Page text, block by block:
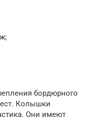
бордюрного
Колышки
Они имеют